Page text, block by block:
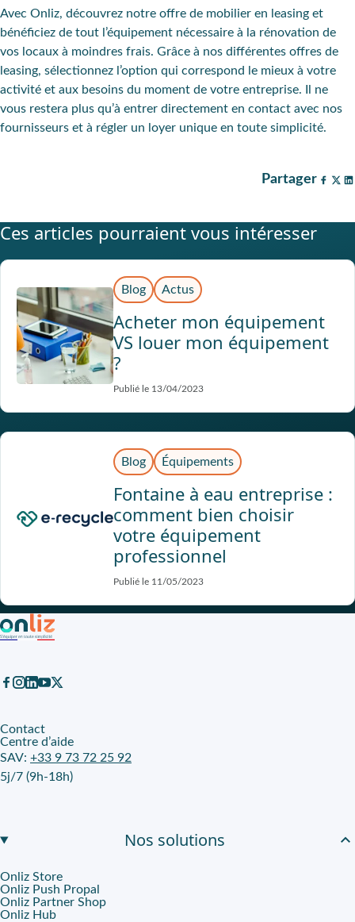
Avec Onliz, découvrez notre offre de mobilier en leasing et
bénéficiez de tout l’équipement nécessaire à la rénovation de
vos locaux à moindres frais. Grâce à nos différentes offres de
leasing, sélectionnez l’option qui correspond le mieux à votre
activité et aux besoins du moment de votre entreprise. Il ne
vous restera plus qu’à entrer directement en contact avec nos
fournisseurs et à régler un loyer unique en toute simplicité.
Partager
Ces articles pourraient vous intéresser
Blog Actus
Acheter mon équipement
VS louer mon équipement
?
Publié le 13/04/2023
Blog Équipements
Fontaine à eau entreprise :
comment bien choisir
votre équipement
professionnel
Publié le 11/05/2023
Contact
Centre d’aide
SAV: +33 9 73 72 25 92
5j/7 (9h-18h)
Nos solutions
Onliz Store
Onliz Push Propal
Onliz Partner Shop
Onliz Hub